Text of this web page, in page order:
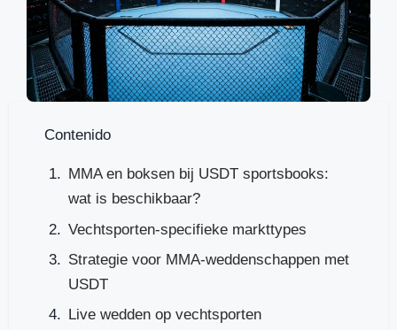
Contenido
MMA en boksen bij USDT sportsbooks:
wat is beschikbaar?
Vechtsporten-specifieke markttypes
Strategie voor MMA-weddenschappen met
USDT
Live wedden op vechtsporten